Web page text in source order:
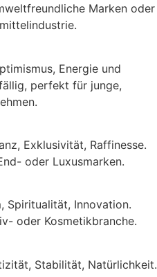
Marken oder
Energie und
perfekt für junge,
Exklusivität, Raffinesse.
oder Luxusmarken.
Spiritualität, Innovation.
oder Kosmetikbranche.
Stabilität, Natürlichkeit.